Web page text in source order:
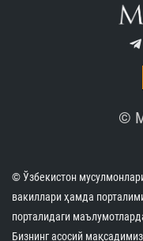
©
© Ўзбекистон
вакиллари ҳамда
порталидаги
Бизнинг асосий